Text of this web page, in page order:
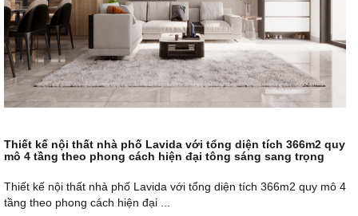
Thiết kế nội thất nhà phố Lavida với tổng diện tích 366m2 quy
mô 4 tầng theo phong cách hiện đại tông sáng sang trọng
Thiết kế nội thất nhà phố Lavida với tổng diện tích 366m2 quy mô 4
tầng theo phong cách hiện đại ...